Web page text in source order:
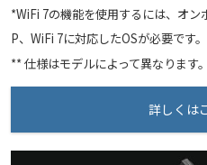
*WiFi 7の機能を使用するには、オ
P、WiFi 7に対応したOSが必要です。
** 仕様はモデルによって異なります。
詳しくは